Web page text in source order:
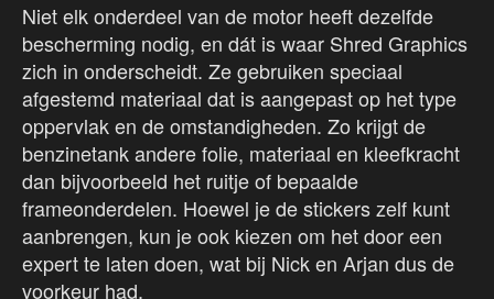
Niet elk onderdeel van de motor heeft dezelfde
bescherming nodig, en dát is waar Shred Graphics
zich in onderscheidt. Ze gebruiken speciaal
afgestemd materiaal dat is aangepast op het type
oppervlak en de omstandigheden. Zo krijgt de
benzinetank andere folie, materiaal en kleefkracht
dan bijvoorbeeld het ruitje of bepaalde
frameonderdelen. Hoewel je de stickers zelf kunt
aanbrengen, kun je ook kiezen om het door een
expert te laten doen, wat bij Nick en Arjan dus de
voorkeur had.